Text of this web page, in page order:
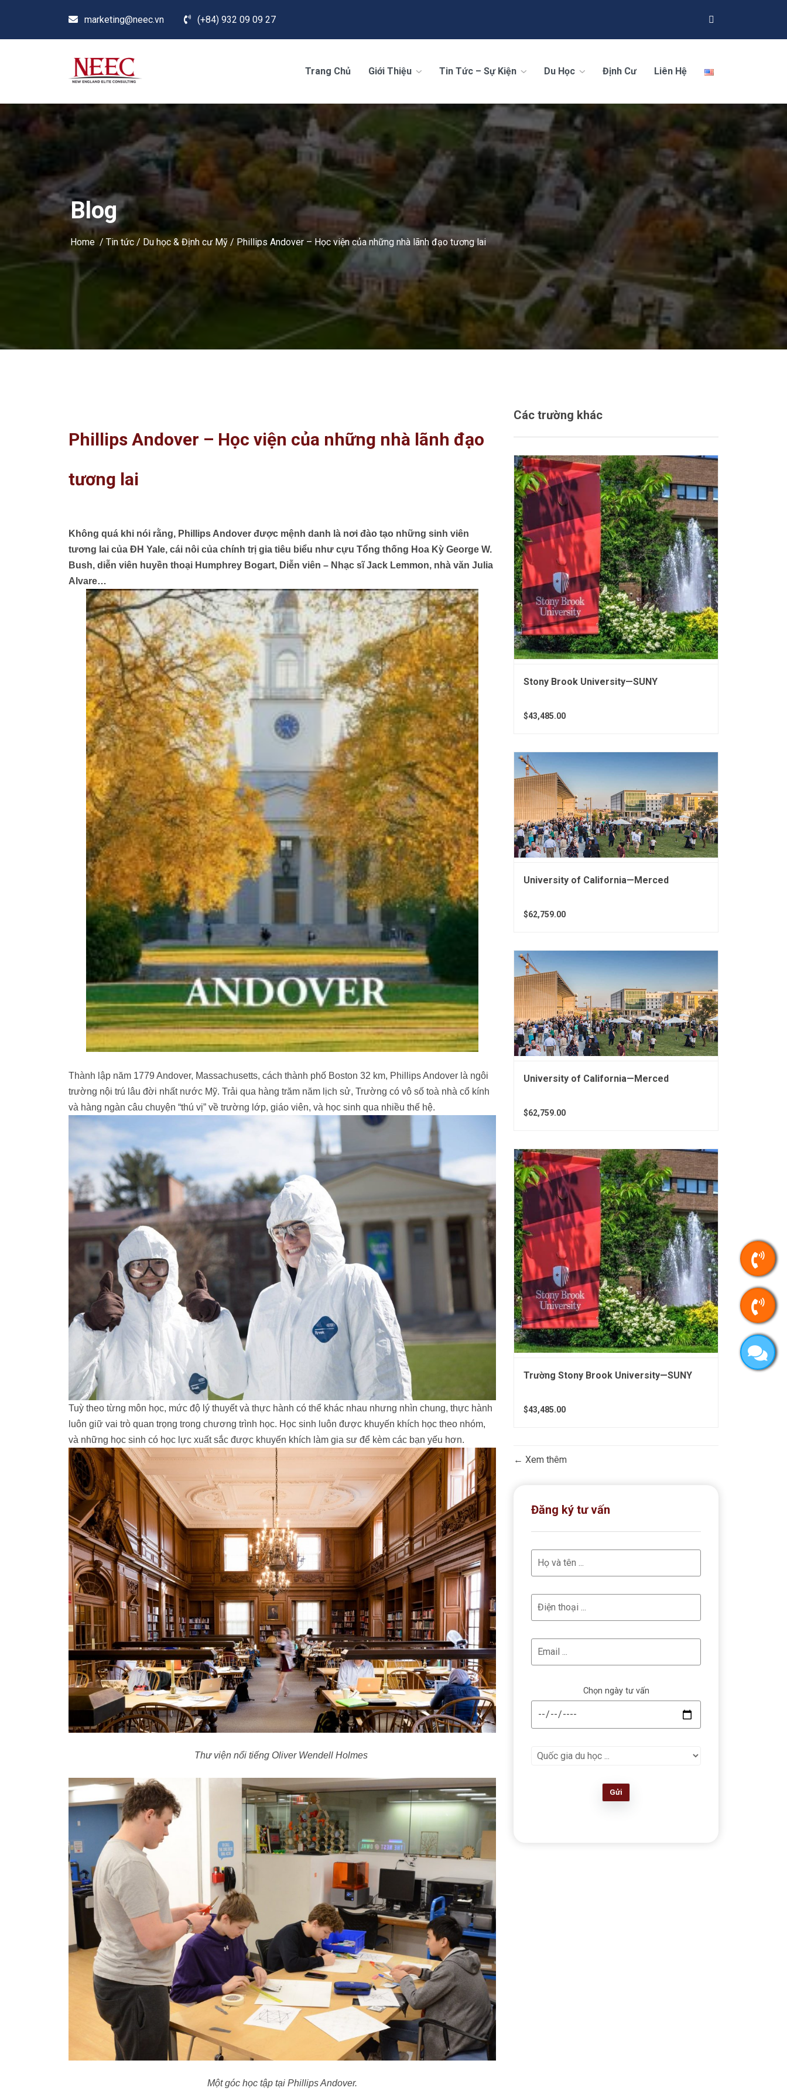
marketing@neec.vn (+84) 932 09 09 27
Trang Chủ Giới Thiệu Tin Tức – Sự Kiện Du Học Định Cư Liên Hệ
Blog
Home / Tin tức/ Du học & Định cư Mỹ/ Phillips Andover – Học viện của những nhà lãnh đạo tương lai
Phillips Andover – Học viện của những nhà lãnh đạo
tương lai
Không quá khi nói rằng, Phillips Andover được mệnh danh là nơi đào tạo những sinh viên
tương lai của ĐH Yale, cái nôi của chính trị gia tiêu biểu như cựu Tổng thống Hoa Kỳ George W.
Bush, diễn viên huyền thoại Humphrey Bogart, Diễn viên – Nhạc sĩ Jack Lemmon, nhà văn Julia
Alvare…
Thành lập năm 1779 Andover, Massachusetts, cách thành phố Boston 32 km, Phillips Andover là ngôi
trường nội trú lâu đời nhất nước Mỹ. Trải qua hàng trăm năm lịch sử, Trường có vô số toà nhà cổ kính
và hàng ngàn câu chuyện “thú vị” về trường lớp, giáo viên, và học sinh qua nhiều thế hệ.
Tuỳ theo từng môn học, mức độ lý thuyết và thực hành có thể khác nhau nhưng nhìn chung, thực hành
luôn giữ vai trò quan trọng trong chương trình học. Học sinh luôn được khuyến khích học theo nhóm,
và những học sinh có học lực xuất sắc được khuyến khích làm gia sư để kèm các bạn yếu hơn.
Thư viện nổi tiếng Oliver Wendell Holmes
Một góc học tập tại Phillips Andover.
Các trường khác
Stony Brook University—SUNY
$43,485.00
University of California—Merced
$62,759.00
University of California—Merced
$62,759.00
Trường Stony Brook University—SUNY
$43,485.00
Xem thêm
Đăng ký tư vấn
Chọn ngày tư vấn
Gửi